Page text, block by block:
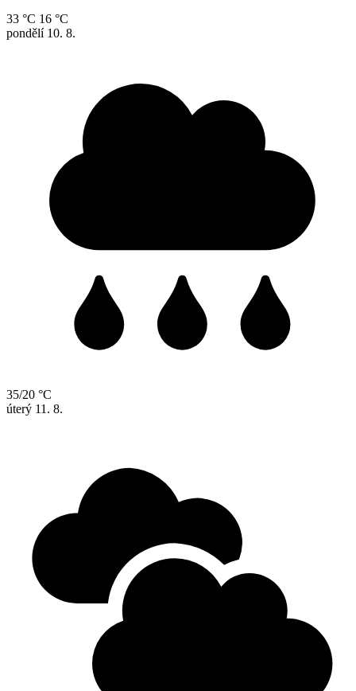
33 °C 16 °C
pondělí 10. 8.
35/20 °C
úterý 11. 8.